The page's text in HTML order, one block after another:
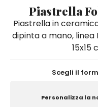
Piastrella
Piastrella in
dipinta a mano, linea
15x15
Scegli il
Personalizza la
Set Sushi
Sottopentola &
Tazzine da Caffè con
Tegami e Zuppiere
Tazzine da Caffè con
Tegami e Zuppiere
Teiere
Tovagliette Americane
Tazzine da Caffè con
Tegami e Zuppiere
Teiere
Tovagliette Americane